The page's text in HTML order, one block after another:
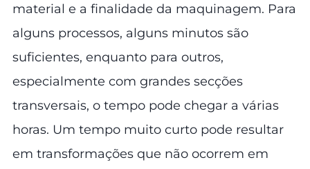
material e a finalidade da maquinagem. Para
alguns processos, alguns minutos são
suficientes, enquanto para outros,
especialmente com grandes secções
transversais, o tempo pode chegar a várias
horas. Um tempo muito curto pode resultar
em transformações que não ocorrem em